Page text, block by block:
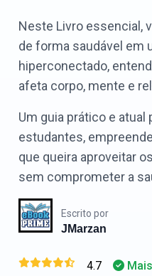
Neste Livro essencial,
de forma saudável em
hiperconectado,
afeta corpo, mente e
Um guia prático e atual
estudantes,
que queira aproveitar
sem comprometer a
Escrito por
JMarzan
4.7